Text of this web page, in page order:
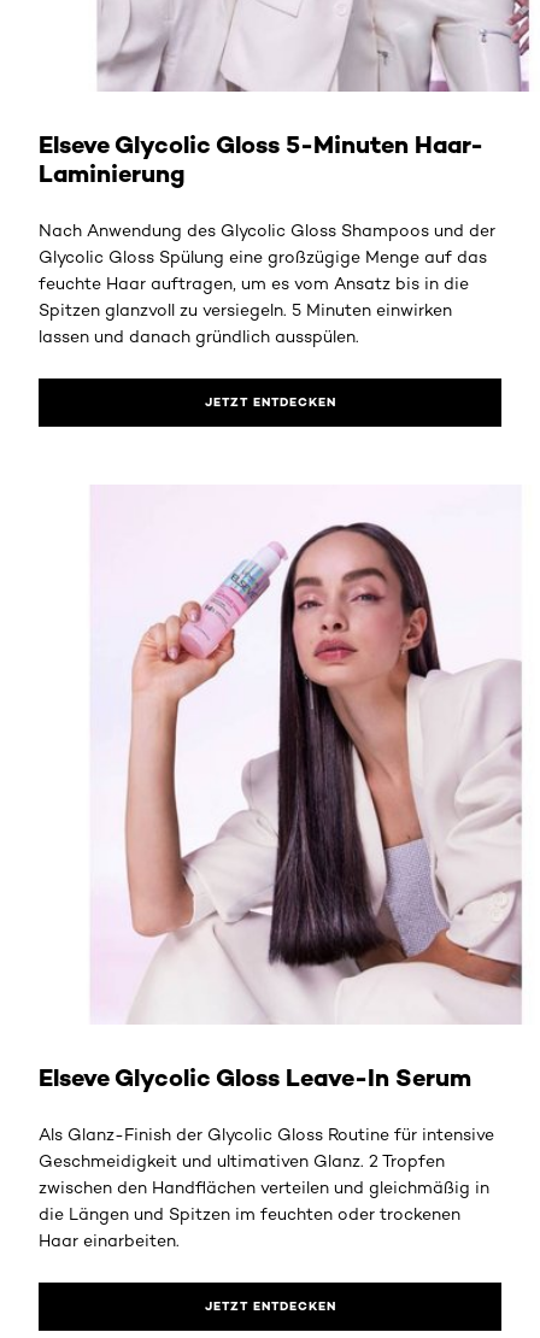
Elseve Glycolic Gloss 5-Minuten Haar-
Laminierung
Nach Anwendung des Glycolic Gloss Shampoos und der
Glycolic Gloss Spülung eine großzügige Menge auf das
feuchte Haar auftragen, um es vom Ansatz bis in die
Spitzen glanzvoll zu versiegeln. 5 Minuten einwirken
lassen und danach gründlich ausspülen.
JETZT ENTDECKEN
Elseve Glycolic Gloss Leave-In Serum
Als Glanz-Finish der Glycolic Gloss Routine für intensive
Geschmeidigkeit und ultimativen Glanz. 2 Tropfen
zwischen den Handflächen verteilen und gleichmäßig in
die Längen und Spitzen im feuchten oder trockenen
Haar einarbeiten.
JETZT ENTDECKEN